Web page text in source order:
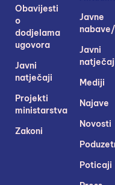
Javne
Javni
Mediji
Najave
Novosti
Poticaji
Obavijesti
o
dodjelama
ugovora
Javni
natječaji
Projekti
ministarstva
Zakoni